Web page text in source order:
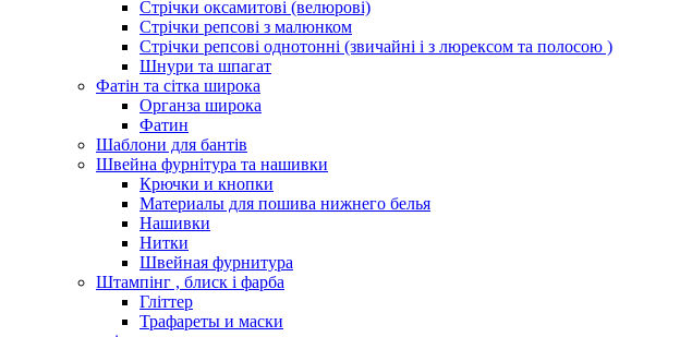
Стрічки оксамитові (велюрові)
Стрічки репсові з малюнком
Стрічки репсові однотонні (звичайні і з люрексом та полосою )
Шнури та шпагат
Фатін та сітка широка
Органза широка
Фатин
Шаблони для бантів
Швейна фурнітура та нашивки
Крючки и кнопки
Материалы для пошива нижнего белья
Нашивки
Нитки
Швейная фурнитура
Штампінг , блиск і фарба
Гліттер
Трафареты и маски